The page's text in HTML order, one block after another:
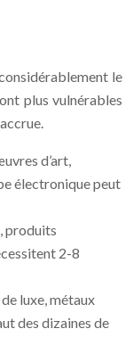
le
plus vulnérables
d’art,
électronique peut
produits
2-8
luxe, métaux
des dizaines de